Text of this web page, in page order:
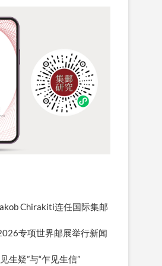
Chirakiti连任国际集邮
专项世界邮展举行新闻
生疑”与“乍见生信”